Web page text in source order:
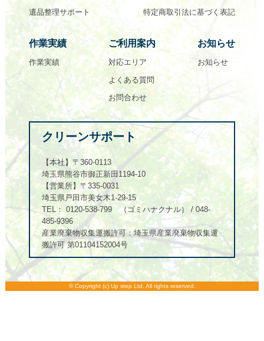
遺品整理サポート
特定商取引法に基づく表記
作業実績
作業実績
ご利用案内
対応エリア
よくある質問
お問合わせ
お知らせ
お知らせ
クリーンサポート
【本社】〒360-0113
埼玉県熊谷市御正新田1194-10
【営業所】〒335-0031
埼玉県戸田市美女木1-29-15
TEL： 0120-538-799 （ゴミハナクナル） / 048-
485-9396
産業廃棄物収集運搬許可：埼玉県産業廃棄物収集運
搬許可 第01104152004号
© Copyright (c) Up step Ltd. All rights reserved.